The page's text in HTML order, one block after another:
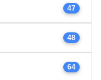
47
48
64